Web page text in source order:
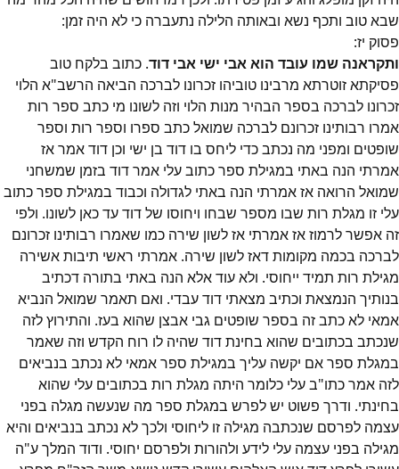
שבא טוב ותכף נשא ובאותה הלילה נתעברה כי לא היה זמן:
פסוק יז:
ותקראנה שמו עובד הוא אבי ישי אבי דוד. כתוב בלקח טוב
פסיקתא זוטרתא מרבינו טוביהו זכרונו לברכה הביאה הרשב"א הלוי
זכרונו לברכה בספר הבהיר מנות הלוי וזה לשונו מי כתב ספר רות
אמרו רבותינו זכרונם לברכה שמואל כתב ספרו וספר רות וספר
שופטים ומפני מה נכתב כדי ליחס בו דוד בן ישי וכן דוד אמר אז
אמרתי הנה באתי במגילת ספר כתוב עלי אמר דוד בזמן שמשחני
שמואל הרואה אז אמרתי הנה באתי לגדולה וכבוד במגילת ספר כתוב
עלי זו מגלת רות שבו מספר שבחו ויחוסו של דוד עד כאן לשונו. ולפי
זה אפשר לרמוז אז אמרתי אז לשון שירה כמו שאמרו רבותינו זכרונם
לברכה בכמה מקומות דאז לשון שירה. אמרתי ראשי תיבות אשירה
מגילת רות תמיד ייחוסי. ולא עוד אלא הנה באתי בתורה דכתיב
בנותיך הנמצאת וכתיב מצאתי דוד עבדי. ואם תאמר שמואל הנביא
אמאי לא כתב זה בספר שופטים גבי אבצן שהוא בעז. והתירוץ לזה
שנכתב בכתובים שהוא בחינת דוד שהיה לו רוח הקדש וזה שאמר
במגלת ספר אם יקשה עליך במגילת ספר אמאי לא נכתב בנביאים
לזה אמר כתו"ב עלי כלומר היתה מגלת רות בכתובים עלי שהוא
בחינתי. ודרך פשוט יש לפרש במגלת ספר מה שנעשה מגלה בפני
עצמה לפרסם שנכתבה מגילה זו ליחוסי ולכך לא נכתב בנביאים והיא
מגילה בפני עצמה עלי לידע ולהורות ולפרסם יחוסי. ודוד המלך ע"ה